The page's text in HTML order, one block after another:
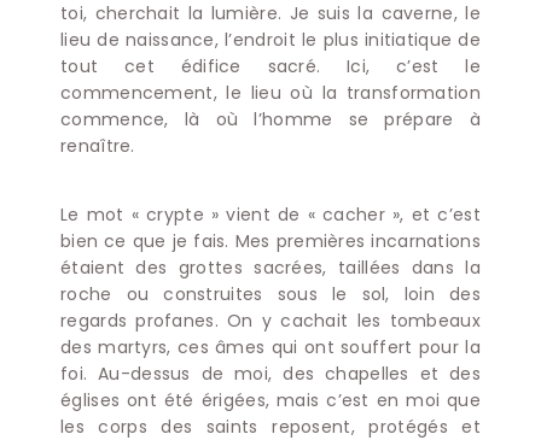
toi, cherchait la lumière. Je suis la caverne, le
lieu de naissance, l’endroit le plus initiatique de
tout cet édifice sacré. Ici, c’est le
commencement, le lieu où la transformation
commence, là où l’homme se prépare à
renaître.
Le mot « crypte » vient de « cacher », et c’est
bien ce que je fais. Mes premières incarnations
étaient des grottes sacrées, taillées dans la
roche ou construites sous le sol, loin des
regards profanes. On y cachait les tombeaux
des martyrs, ces âmes qui ont souffert pour la
foi. Au-dessus de moi, des chapelles et des
églises ont été érigées, mais c’est en moi que
les corps des saints reposent, protégés et